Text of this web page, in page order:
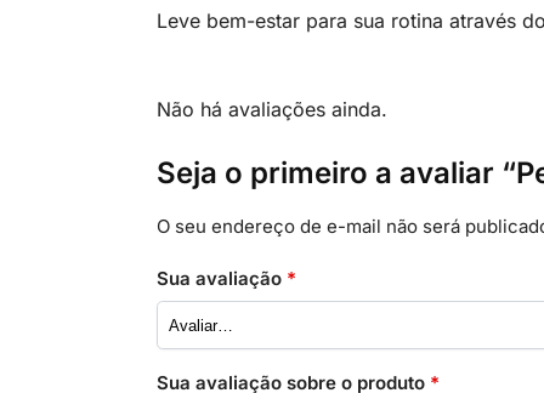
Leve bem-estar para sua rotina através
Não há avaliações ainda.
Seja o primeiro a avaliar
O seu endereço de e-mail não será
Sua avaliação *
Sua avaliação sobre o produto *